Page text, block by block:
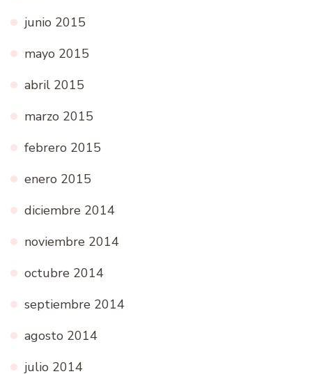
junio 2015
mayo 2015
abril 2015
marzo 2015
febrero 2015
enero 2015
diciembre 2014
noviembre 2014
octubre 2014
septiembre 2014
agosto 2014
julio 2014